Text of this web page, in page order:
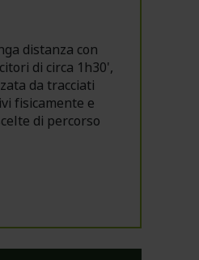
distanza con
di circa 1h30',
da tracciati
fisicamente e
di percorso